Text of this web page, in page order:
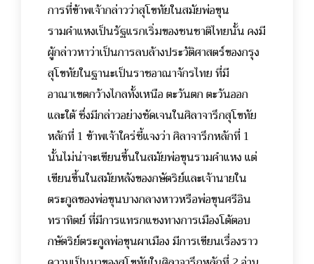
การที่ข้าพเจ้ากล่าวว่าสุโขทัยในสมัยพ่อขุน
รามคำแหงเป็นรัฐแรกเริ่มของชนชาติไทยนั้น คงมี
ผู้กล่าวหาว่าเป็นการลบล้างประวัติศาสตร์ของกรุง
สุโขทัยในฐานะเป็นราชอาณาจักรไทย ที่มี
อาณาเขตกว้างไกลทั้งเหนือ ตะวันตก ตะวันออก
และใต้ ซึ่งมีกล่าวอย่างชัดเจนในศิลาจารึกสุโขทัย
หลักที่ 1 ข้าพเจ้าใคร่ชี้แจงว่า ศิลาจารึกหลักที่ 1
นั้นไม่น่าจะเขียนขึ้นในสมัยพ่อขุนรามคำแหง แต่
เขียนขึ้นในสมัยหลังของกษัตริย์และเจ้านายใน
ตระกูลของพ่อขุนบางกลางหาวหรือพ่อขุนศรีอิน
ทราทิตย์ ที่มีการแทรกแซงทางการเมืองโต้ตอบ
กษัตริย์ตระกูลพ่อขุนผาเมือง มีการเขียนเรื่องราว